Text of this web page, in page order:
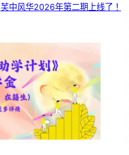
芙中风华2026年第二期上线了！